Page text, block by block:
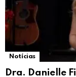
Notícias
Dra. Danielle